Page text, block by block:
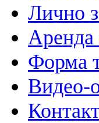
Лично
Аренда
Форма
Видео-